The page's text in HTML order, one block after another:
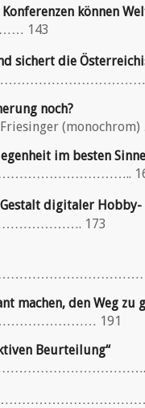
können
143
sichert die
noch?
Friesinger
im besten
digitaler
173
machen, den Weg zu
191
Beurteilung“
……………………………………..